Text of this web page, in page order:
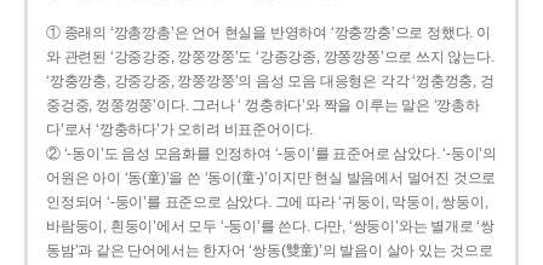
① 종래의 ‘깡총깡총’은 언어 현실을 반영하여 ‘깡충깡충’으로 정했다. 이
와 관련된 ‘강중강중, 깡쭝깡쭝’도 ‘강종강종, 깡쫑깡쫑’으로 쓰지 않는다.
‘깡충깡충, 강중강중, 깡쭝깡쭝’의 음성 모음 대응형은 각각 ‘껑충껑충, 겅
중겅중, 껑쭝껑쭝’이다. 그러나 ‘ 껑충하다’와 짝을 이루는 말은 ‘깡총하
다’로서 ‘깡충하다’가 오히려 비표준어이다.
② ‘-동이’도 음성 모음화를 인정하여 ‘-둥이’를 표준어로 삼았다. ‘-둥이’의
어원은 아이 ‘동(童)’을 쓴 ‘동이(童-)’이지만 현실 발음에서 멀어진 것으로
인정되어 ‘-둥이’를 표준으로 삼았다. 그에 따라 ‘귀둥이, 막둥이, 쌍둥이,
바람둥이, 흰둥이’에서 모두 ‘-둥이’를 쓴다. 다만, ‘쌍둥이’와는 별개로 ‘쌍
동밤’과 같은 단어에서는 한자어 ‘쌍동(雙童)’의 발음이 살아 있는 것으로